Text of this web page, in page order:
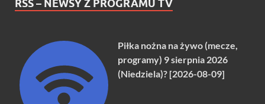
RSS – NEWSY Z PROGRAMU TV
Piłka nożna na żywo (mecze,
programy) 9 sierpnia 2026
(Niedziela)? [2026-08-09]